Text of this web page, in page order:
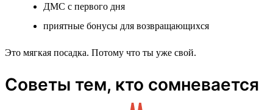
ДМС с первого дня
приятные бонусы для возвращающихся
Это мягкая посадка. Потому что ты уже свой.
Советы тем, кто сомневается